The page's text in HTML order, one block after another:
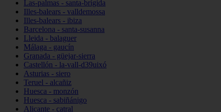
Las-palmas - santa-brígida
Illes-balears - valldemossa
Illes-balears - ibiza
Barcelona - santa-susanna
Lleida - balaguer
Málaga - gaucín
Granada - güejar-sierra
Castellón - la-vall-d39uixó
Asturias - siero
Teruel - alcañiz
Huesca - monzón
Huesca - sabiñánigo
Alicante - catral